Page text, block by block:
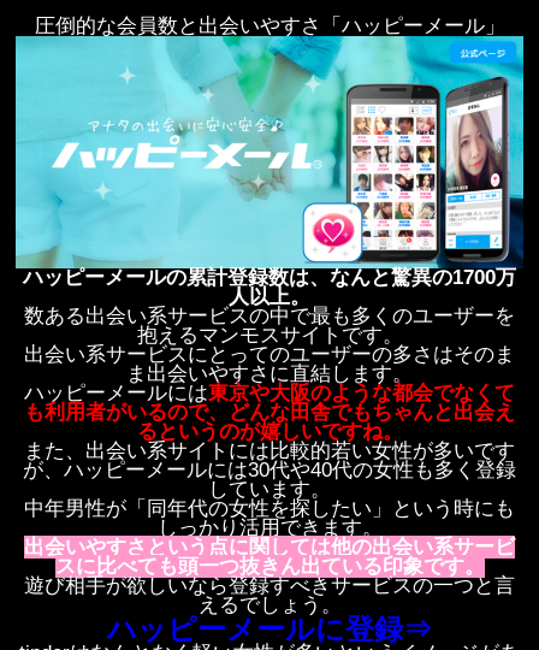
圧倒的な会員数と出会いやすさ「ハッピーメール」
ハッピーメールの累計登録数は、なんと驚異の1700万
人以上。
数ある出会い系サービスの中で最も多くのユーザーを
抱えるマンモスサイトです。
出会い系サービスにとってのユーザーの多さはそのま
ま出会いやすさに直結します。
ハッピーメールには東京や大阪のような都会でなくて
も利用者がいるので、どんな田舎でもちゃんと出会え
るというのが嬉しいですね。
また、出会い系サイトには比較的若い女性が多いです
が、ハッピーメールには30代や40代の女性も多く登録
しています。
中年男性が「同年代の女性を探したい」という時にも
しっかり活用できます。
出会いやすさという点に関しては他の出会い系サービ
スに比べても頭一つ抜きん出ている印象です。
遊び相手が欲しいなら登録すべきサービスの一つと言
えるでしょう。
ハッピーメールに登録⇒